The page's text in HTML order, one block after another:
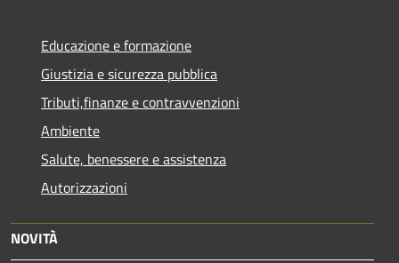
Educazione e formazione
Giustizia e sicurezza pubblica
Tributi,finanze e contravvenzioni
Ambiente
Salute, benessere e assistenza
Autorizzazioni
NOVITÀ